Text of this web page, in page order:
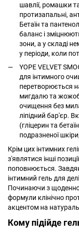
шавлії, ромашки
протизапальні,
Бетаїн та
баланс і
зони, а у складі
у періоди, коли
YOPE VELVET
для інтимного
перетворюється
мигдалю та
очищення без
ліпідний бар'єр.
(гліцерин та
подразненої
Крім цих інтимних
з'являтися інші
поповнюється.
інтимний гель для
Починаючи з
формули клінічно
акцентом на
Кому підійде